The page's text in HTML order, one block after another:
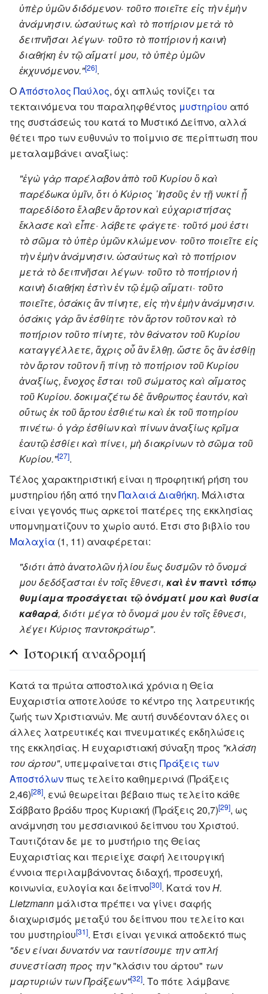
ὑπὲρ ὑμῶν διδόμενον· τοῦτο ποιεῖτε εἰς τὴν ἐμὴν
ἀνάμνησιν. ὡσαύτως καὶ τὸ ποτήριον μετὰ τὸ
δειπνῆσαι λέγων· τοῦτο τὸ ποτήριον ἡ καινὴ
διαθήκη ἐν τῷ αἵματί μου, τὸ ὑπὲρ ὑμῶν
ἐκχυνόμενον."[26].
ΟΑπόστολος Παύλος, όχι απλώς τονίζει τα
τεκταινόμενα του παραληφθέντος μυστηρίου από
της συστάσεώς του κατά το Μυστικό Δείπνο, αλλά
θέτει προ των ευθυνών το ποίμνιο σε περίπτωση που
μεταλαμβάνει αναξίως:
"ἐγὼ γὰρ παρέλαβον ἀπὸ τοῦ Κυρίου ὃ καὶ
παρέδωκα ὑμῖν, ὅτι ὁ Κύριος ᾿Ιησοῦς ἐν τῇ νυκτί ᾗ
παρεδίδοτο ἔλαβεν ἄρτον καὶ εὐχαριστήσας
ἔκλασε καὶ εἶπε· λάβετε φάγετε· τοῦτό μού ἐστι
τὸ σῶμα τὸ ὑπὲρ ὑμῶν κλώμενον· τοῦτο ποιεῖτε εἰς
τὴν ἐμὴν ἀνάμνησιν. ὡσαύτως καὶ τὸ ποτήριον
μετὰ τὸ δειπνῆσαι λέγων· τοῦτο τὸ ποτήριον ἡ
καινὴ διαθήκη ἐστὶν ἐν τῷ ἐμῷ αἵματι· τοῦτο
ποιεῖτε, ὁσάκις ἂν πίνητε, εἰς τὴν ἐμὴν ἀνάμνησιν.
ὁσάκις γὰρ ἂν ἐσθίητε τὸν ἄρτον τοῦτον καὶ τὸ
ποτήριον τοῦτο πίνητε, τὸν θάνατον τοῦ Κυρίου
καταγγέλλετε, ἄχρις οὗ ἂν ἔλθῃ. ὥστε ὃς ἂν ἐσθίῃ
τὸν ἄρτον τοῦτον ἢ πίνῃ τὸ ποτήριον τοῦ Κυρίου
ἀναξίως, ἔνοχος ἔσται τοῦ σώματος καὶ αἵματος
τοῦ Κυρίου. δοκιμαζέτω δὲ ἄνθρωπος ἑαυτόν, καὶ
οὕτως ἐκ τοῦ ἄρτου ἐσθιέτω καὶ ἐκ τοῦ ποτηρίου
πινέτω· ὁ γὰρ ἐσθίων καὶ πίνων ἀναξίως κρῖμα
ἑαυτῷ ἐσθίει καὶ πίνει, μὴ διακρίνων τὸ σῶμα τοῦ
Κυρίου."[27].
Τέλος χαρακτηριστική είναι η προφητική ρήση του
μυστηρίου ήδη από τηνΠαλαιά Διαθήκη. Μάλιστα
είναι γεγονός πως αρκετοί πατέρες της εκκλησίας
υπομνηματίζουν το χωρίο αυτό. Έτσι στο βιβλίο του
Μαλαχία (1, 11) αναφέρεται:
"διότι ἀπὸ ἀνατολῶν ἡλίου ἕως δυσμῶν τὸ ὄνομά
μου δεδόξασται ἐν τοῖς ἔθνεσι, καὶ ἐν παντὶ τόπῳ
θυμίαμα προσάγεται τῷ ὀνόματί μου καὶ θυσία
καθαρά, διότι μέγα τὸ ὄνομά μου ἐν τοῖς ἔθνεσι,
λέγει Κύριος παντοκράτωρ".
Ιστορική αναδρομή
Κατά τα πρώτα αποστολικά χρόνια η Θεία
Ευχαριστία αποτελούσε το κέντρο της λατρευτικής
ζωής των Χριστιανών. Με αυτή συνδέονταν όλες οι
άλλες λατρευτικές και πνευματικές εκδηλώσεις
της εκκλησίας. Η ευχαριστιακή σύναξη προς "κλάση
του άρτου", υπεμφαίνεται στις Πράξεις των
Αποστόλωνπως τελείτο καθημερινά (Πράξεις
2,46)[28], ενώ θεωρείται βέβαιο πως τελείτο κάθε
Σάββατο βράδυ προς Κυριακή (Πράξεις 20,7)[29], ως
ανάμνηση του μεσσιανικού δείπνου του Χριστού.
Ταυτιζόταν δε με το μυστήριο της Θείας
Ευχαριστίας και περιείχε σαφή λειτουργική
έννοια περιλαμβάνοντας διδαχή, προσευχή,
κοινωνία, ευλογία και δείπνο[30]. Κατά τονH.
Lietzmann μάλιστα πρέπει να γίνει σαφής
διαχωρισμός μεταξύ του δείπνου που τελείτο και
του μυστηρίου[31]. Έτσι είναι γενικά αποδεκτό πως
"δεν είναι δυνατόν να ταυτίσουμε την απλή
συνεστίαση προς την"κλάσιν του άρτου" των
μαρτυριών των Πράξεων"[32]. Το πότε λάμβανε